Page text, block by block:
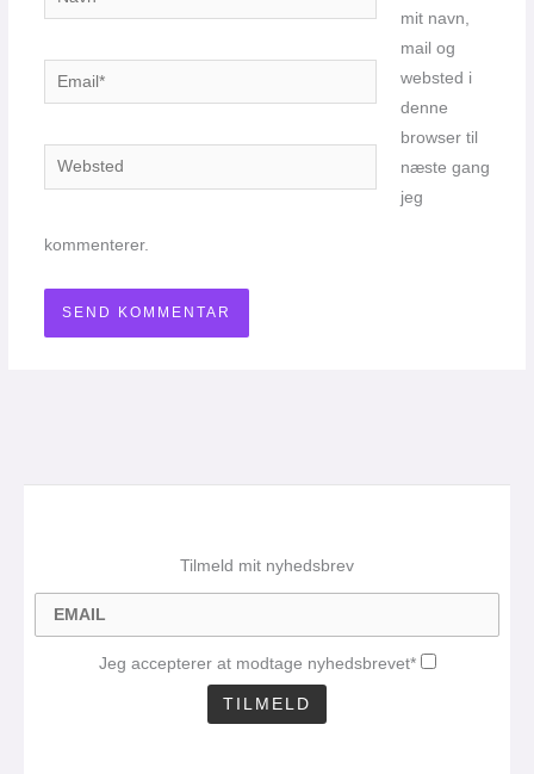
Email*
Websted
mit navn,
mail og
websted i
denne
browser til
næste gang
jeg
kommenterer.
Tilmeld mit nyhedsbrev
Jeg accepterer at modtage nyhedsbrevet*